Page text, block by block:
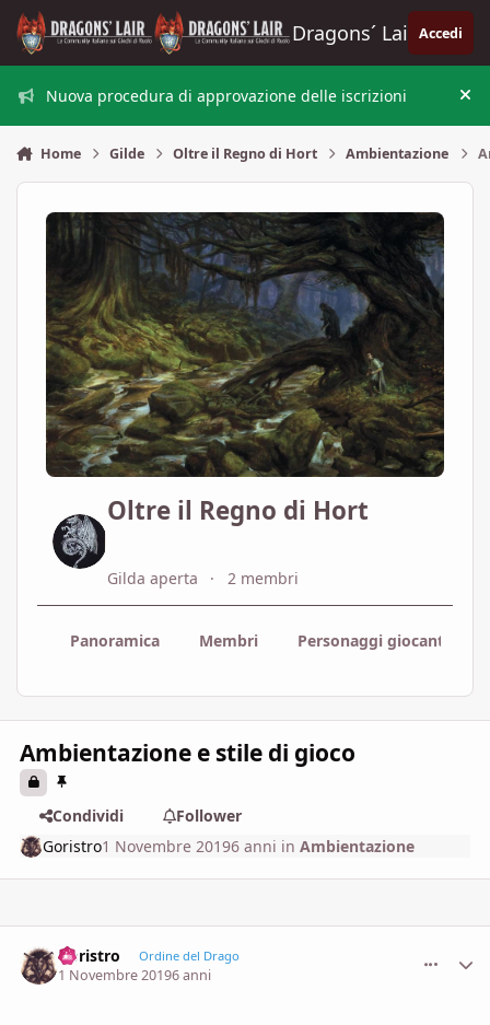
Vai al contenuto
Dragons´ Lair Accedi
Nuova procedura di approvazione delle iscrizioni
Home Gilde Oltre il Regno di Hort Ambientazione
Oltre il Regno di Hort
Gilda aperta 2 membri
Panoramica Membri Personaggi giocanti
Ambientazione e stile di gioco
Condividi
Follower
Goristro1 Novembre 20196 anni inAmbientazione
Goristro Ordine del Drago
1 Novembre 20196 anni